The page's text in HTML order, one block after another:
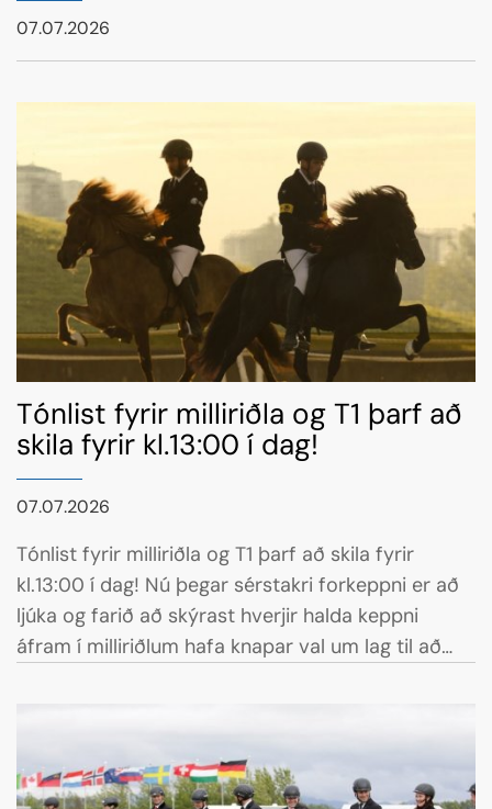
07.07.2026
Tónlist fyrir milliriðla og T1 þarf að
skila fyrir kl.13:00 í dag!
07.07.2026
Tónlist fyrir milliriðla og T1 þarf að skila fyrir
kl.13:00 í dag! Nú þegar sérstakri forkeppni er að
ljúka og farið að skýrast hverjir halda keppni
áfram í milliriðlum hafa knapar val um lag til að